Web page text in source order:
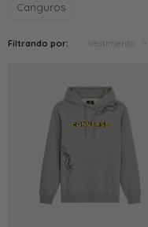
Canguros
Filtrando por: Vestimenta